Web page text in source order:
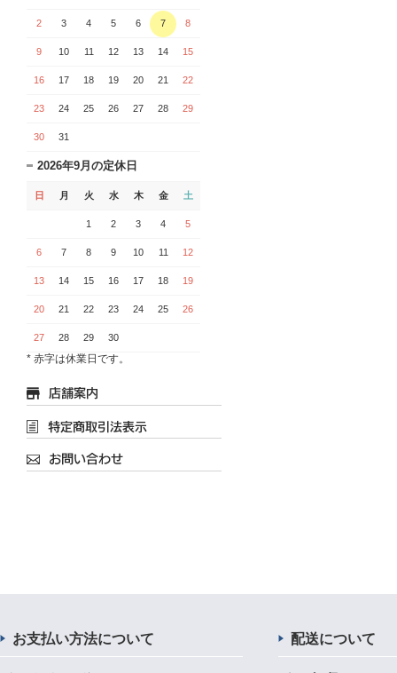
2 3 4 5 6 7 8
9 10 11 12 13 14 15
16 17 18 19 20 21 22
23 24 25 26 27 28 29
30 31
2026年9月の定休日
日 月 火 水 木 金 土
1 2 3 4 5
6 7 8 9 10 11 12
13 14 15 16 17 18 19
20 21 22 23 24 25 26
27 28 29 30
* 赤字は休業日です。
お支払い方法について 配送について